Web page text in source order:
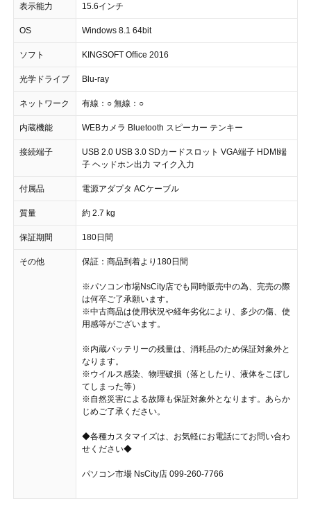
表示能力 15.6インチ
OS Windows 8.1 64bit
ソフト KINGSOFT Office 2016
光学ドライブ Blu-ray
ネットワーク 有線：○ 無線：○
内蔵機能 WEBカメラ Bluetooth スピーカー テンキー
接続端子
USB 2.0 USB 3.0 SDカードスロット VGA端子 HDMI端
子 ヘッドホン出力 マイク入力
付属品 電源アダプタ ACケーブル
質量 約 2.7 kg
保証期間 180日間
その他 保証：商品到着より180日間
※パソコン市場NsCity店でも同時販売中の為、完売の際
は何卒ご了承願います。
※中古商品は使用状況や経年劣化により、多少の傷、使
用感等がございます。
※内蔵バッテリーの残量は、消耗品のため保証対象外と
なります。
※ウイルス感染、物理破損（落としたり、液体をこぼし
てしまった等）
※自然災害による故障も保証対象外となります。あらか
じめご了承ください。
◆各種カスタマイズは、お気軽にお電話にてお問い合わ
せください◆
パソコン市場 NsCity店 099-260-7766